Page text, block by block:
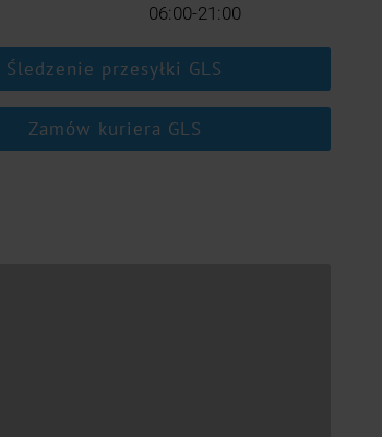
06:00-21:00
Śledzenie przesyłki GLS
Zamów kuriera GLS